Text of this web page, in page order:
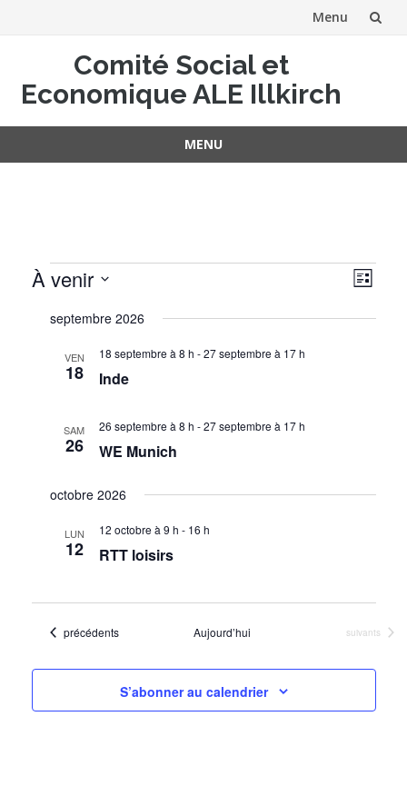
Menu
au
Comité Social et
Economique ALE Illkirch
MENU
Évènements
de
Liste
À venir
uneseptembre 2026
VEN
18 Inde
18 septembre à 8 h -27 septembre à 17 h
SAM
26 WE Munich
26 septembre à 8 h -27 septembre à 17 h
octobre 2026
LUN
12 RTT loisirs
12 octobre à 9 h - 16 h
Évènements
précédents Aujourd’hui Évènements
suivants
S’abonner au calendrier